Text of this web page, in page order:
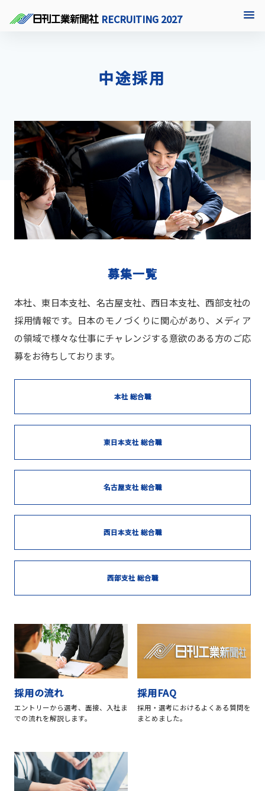
RECRUITING 2027
中途採用
募集一覧
本社、東日本支社、名古屋支社、西日本支社、西部支社の
採用情報です。日本のモノづくりに関心があり、メディア
の領域で様々な仕事にチャレンジする意欲のある方のご応
募をお待ちしております。
本社 総合職
東日本支社 総合職
名古屋支社 総合職
西日本支社 総合職
西部支社 総合職
採用の流れ
エントリーから選考、面接、入社ま
での流れを解説します。
採用FAQ
採用・選考におけるよくある質問を
まとめました。